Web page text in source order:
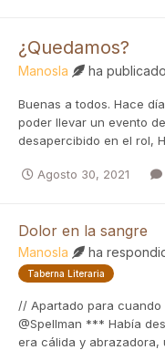
¿Quedamos?
Manosla ha
Buenas a todos. Hace
poder llevar un evento
desapercibido en el rol,
Agosto 30, 2021
Dolor en la sangre
Manosla ha
Taberna Literaria
// Apartado para
@Spellman *** Había
era cálida y abrazadora,